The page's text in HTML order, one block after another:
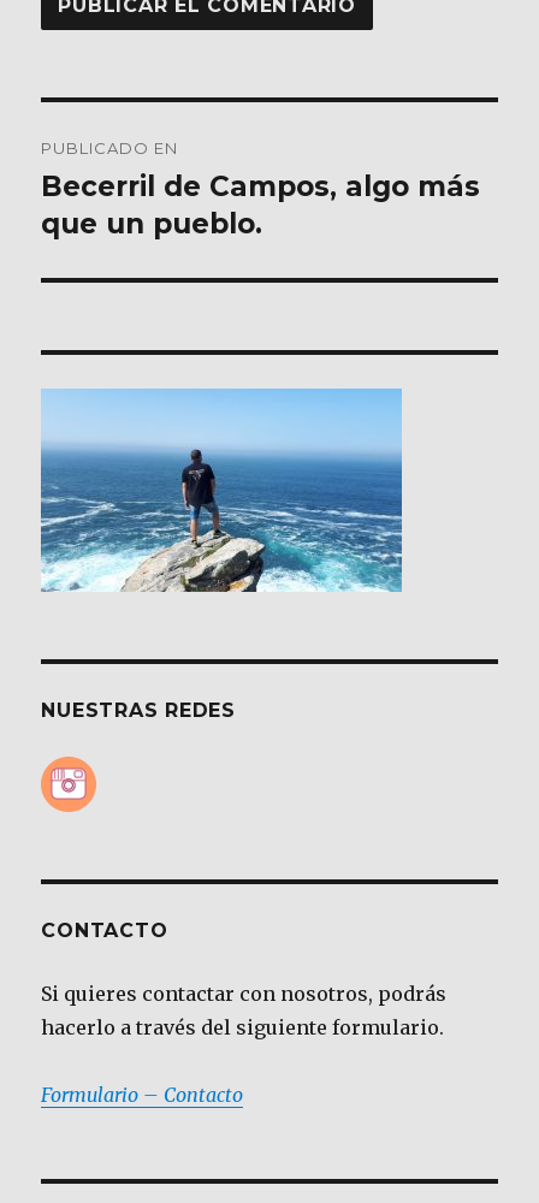
de
entradas
PUBLICADO EN
Becerril de Campos, algo más
que un pueblo.
NUESTRAS REDES
CONTACTO
Si quieres contactar con nosotros, podrás
hacerlo a través del siguiente formulario.
Formulario – Contacto